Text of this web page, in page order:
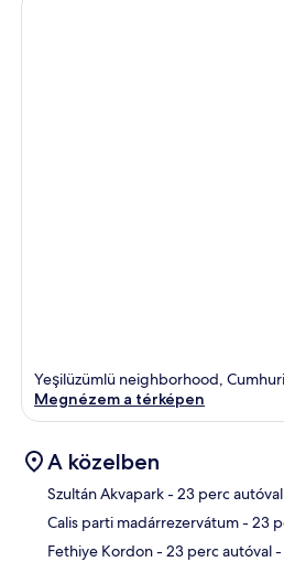
Yeşilüzümlü neighborhood,
Megnézem a térképen
A közelben
Szultán Akvapark- 23 perc autóval
Calis parti madárrezervátum- 23
Fethiye Kordon- 23 perc autóval-